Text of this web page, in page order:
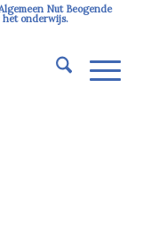
Nut Beogende
het onderwijs.